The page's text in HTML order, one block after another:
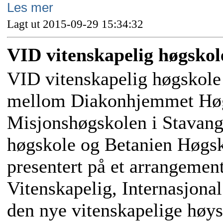
Les mer
Lagt ut 2015-09-29 15:34:32
VID vitenskapelig
VID vitenskapelig
mellom Diakonhjemmet
Misjonshøgskolen i
høgskole og Betanien
presentert på et
Vitenskapelig,
den nye vitenskapelige